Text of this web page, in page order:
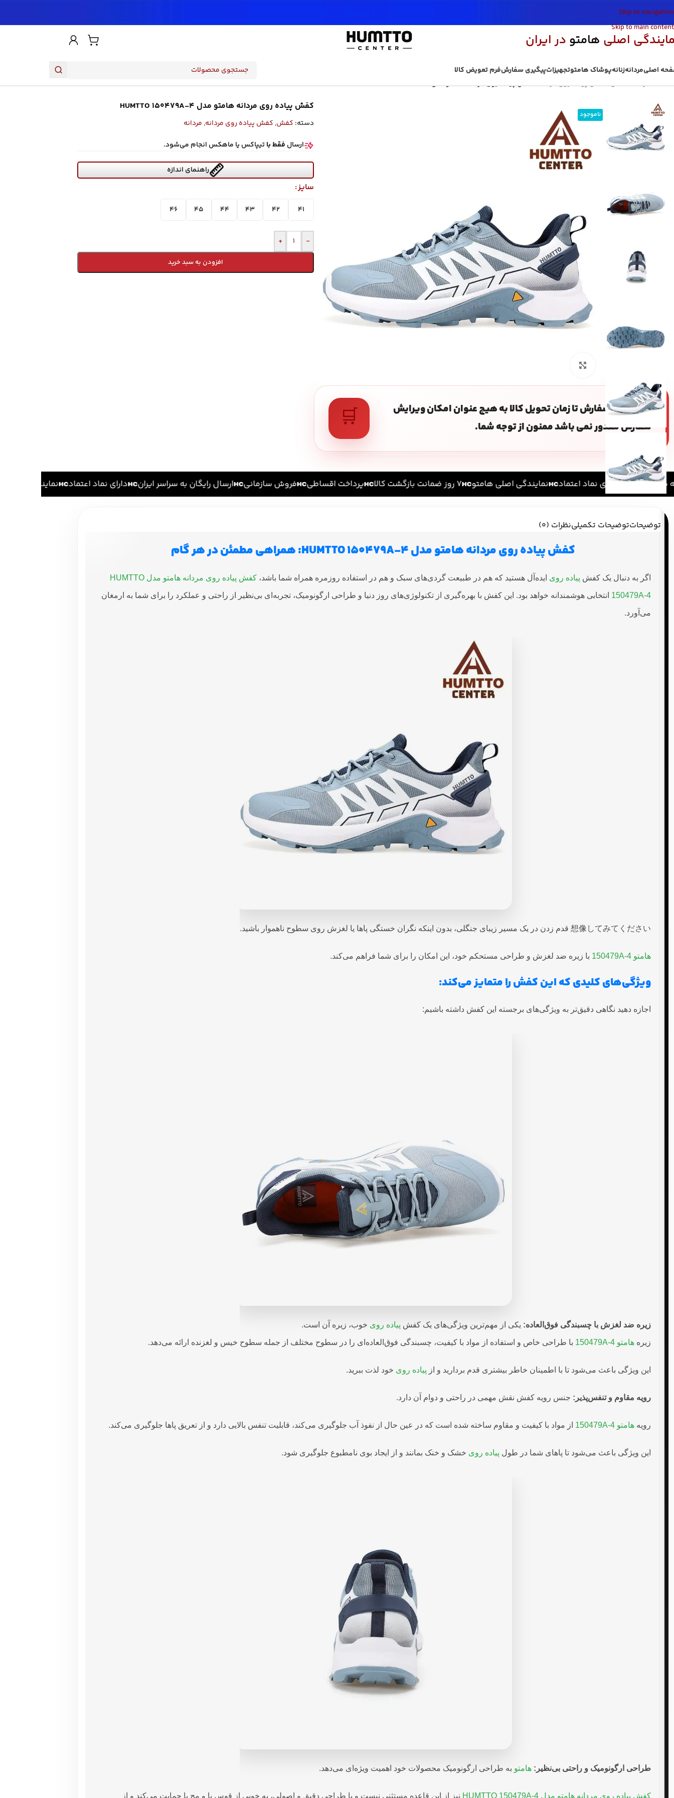
Skip to navigation
Skip to main content
اصلی هامتو در ایران
اصلیمردانهزنانهپوشاک هامتوتجهیزاتپیگیری سفارشفرم تعویض کالا
خانه/مردانه/کفش/کفش پیاده روی مردانه/کفش پیاده روی مردانه هامتو مدل HUMTTO 150479A-4
ناموجود
بعد از ثبت سفارش تا زمان تحویل کالا به هیچ عنوان امکان ویرایش
سفارش مقدور نمی باشد ممنون از توجه شما.
🛒
کفش پیاده روی مردانه هامتو مدل HUMTTO 150479A-4
دسته: کفش,کفش پیاده روی مردانه,مردانه
ارسال فقط باتیپاکس یا ماهکس انجام می‌شود.
راهنمای اندازه
سایز
41
42
43
44
45
46
-
+
افزودن به سبد خرید
ایران دارای نماد اعتماد نمایندگی اصلی هامتو ۷ روز ضمانت بازگشت کالا پرداخت اقساطی فروش سازمانی ارسال رایگان به سراسر ایران دارای نماد اعتماد نمایندگی اصلی
توضیحاتتوضیحات تکمیلینظرات (0)
کفش پیاده روی مردانه هامتو مدل HUMTTO 150479A-4: همراهی مطمئن در هر گام
اگر به دنبال یک کفش پیاده روی ایده‌آل هستید که هم در طبیعت گردی‌های سبک و هم در استفاده روزمره همراه شما باشد، کفش پیاده روی مردانه هامتو مدل HUMTTO
150479A-4 انتخابی هوشمندانه خواهد بود. این کفش با بهره‌گیری از تکنولوژی‌های روز دنیا و طراحی ارگونومیک، تجربه‌ای بی‌نظیر از راحتی و عملکرد را برای شما به ارمغان
می‌آورد.
想像してみてください قدم زدن در یک مسیر زیبای جنگلی، بدون اینکه نگران خستگی پاها یا لغزش روی سطوح ناهموار باشید.
هامتو 150479A-4 با زیره ضد لغزش و طراحی مستحکم خود، این امکان را برای شما فراهم می‌کند.
ویژگی‌های کلیدی که این کفش را متمایز می‌کند:
اجازه دهید نگاهی دقیق‌تر به ویژگی‌های برجسته این کفش داشته باشیم:
زیره ضد لغزش با چسبندگی فوق‌العاده: یکی از مهم‌ترین ویژگی‌های یک کفش پیاده روی خوب، زیره آن است.
زیره هامتو 150479A-4 با طراحی خاص و استفاده از مواد با کیفیت، چسبندگی فوق‌العاده‌ای را در سطوح مختلف از جمله سطوح خیس و لغزنده ارائه می‌دهد.
این ویژگی باعث می‌شود تا با اطمینان خاطر بیشتری قدم بردارید و از پیاده روی خود لذت ببرید.
رویه مقاوم و تنفس‌پذیر: جنس رویه کفش نقش مهمی در راحتی و دوام آن دارد.
رویه هامتو 150479A-4 از مواد با کیفیت و مقاوم ساخته شده است که در عین حال از نفوذ آب جلوگیری می‌کند، قابلیت تنفس بالایی دارد و از تعریق پاها جلوگیری می‌کند.
این ویژگی باعث می‌شود تا پاهای شما در طول پیاده روی خشک و خنک بمانند و از ایجاد بوی نامطبوع جلوگیری شود.
طراحی ارگونومیک و راحتی بی‌نظیر: هامتو به طراحی ارگونومیک محصولات خود اهمیت ویژه‌ای می‌دهد.
کفش پیاده روی مردانه هامتو مدل HUMTTO 150479A-4 نیز از این قاعده مستثنی نیست و با طراحی دقیق و اصولی، به خوبی از قوس پا و مچ پا حمایت می‌کند و از